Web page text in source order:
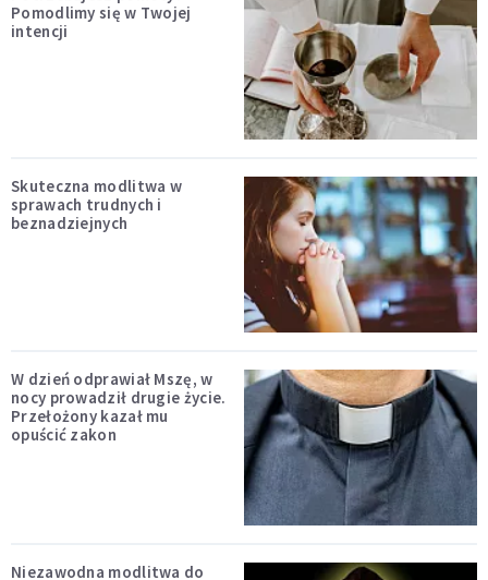
Pomodlimy się w Twojej
intencji
Skuteczna modlitwa w
sprawach trudnych i
beznadziejnych
W dzień odprawiał Mszę, w
nocy prowadził drugie życie.
Przełożony kazał mu
opuścić zakon
Niezawodna modlitwa do